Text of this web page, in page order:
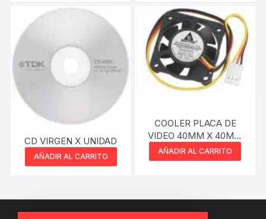
CD VIRGEN X UNIDAD
AÑADIR AL CARRITO
COOLER PLACA DE
VIDEO 40MM X 40MM
X 10MM 12V 0.06A
AÑADIR AL CARRITO